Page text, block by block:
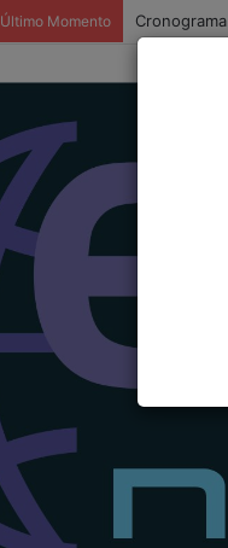
Último Momento Inscripción